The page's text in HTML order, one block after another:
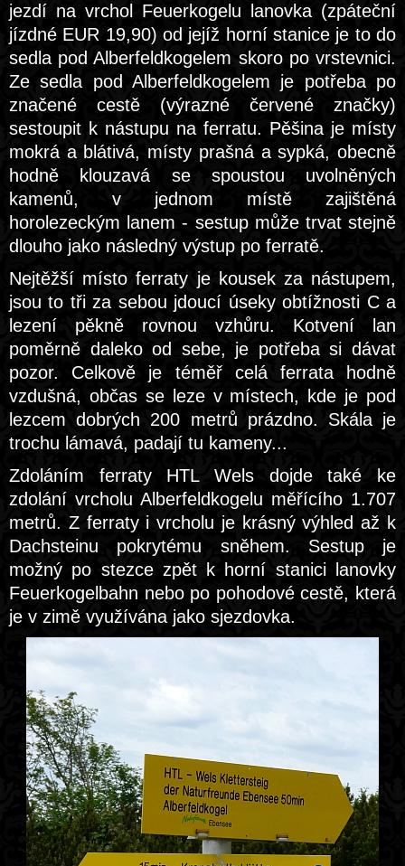
jezdí na vrchol Feuerkogelu lanovka (zpáteční
jízdné EUR 19,90) od jejíž horní stanice je to do
sedla pod Alberfeldkogelem skoro po vrstevnici.
Ze sedla pod Alberfeldkogelem je potřeba po
značené cestě (výrazné červené značky)
sestoupit k nástupu na ferratu. Pěšina je místy
mokrá a blátivá, místy prašná a sypká, obecně
hodně klouzavá se spoustou uvolněných
kamenů, v jednom místě zajištěná
horolezeckým lanem - sestup může trvat stejně
dlouho jako následný výstup po ferratě.
Nejtěžší místo ferraty je kousek za nástupem,
jsou to tři za sebou jdoucí úseky obtížnosti C a
lezení pěkně rovnou vzhůru. Kotvení lan
poměrně daleko od sebe, je potřeba si dávat
pozor. Celkově je téměř celá ferrata hodně
vzdušná, občas se leze v místech, kde je pod
lezcem dobrých 200 metrů prázdno. Skála je
trochu lámavá, padají tu kameny...
Zdoláním ferraty HTL Wels dojde také ke
zdolání vrcholu Alberfeldkogelu měřícího 1.707
metrů. Z ferraty i vrcholu je krásný výhled až k
Dachsteinu pokrytému sněhem. Sestup je
možný po stezce zpět k horní stanici lanovky
Feuerkogelbahn nebo po pohodové cestě, která
je v zimě využívána jako sjezdovka.